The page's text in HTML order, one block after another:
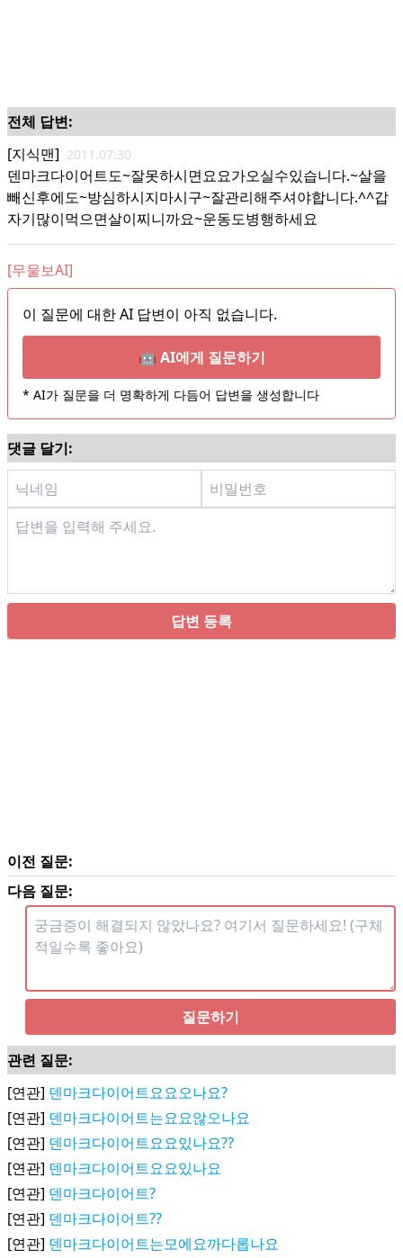
전체 답변:
[지식맨] 2011.07.30
덴마크다이어트도~잘못하시면요요가오실수있습니다.~살을
빼신후에도~방심하시지마시구~잘관리해주셔야합니다.^^갑
자기많이먹으면살이찌니까요~운동도병행하세요
[무물보AI]
이 질문에 대한 AI 답변이 아직 없습니다.
🤖 AI에게 질문하기
* AI가 질문을 더 명확하게 다듬어 답변을 생성합니다
댓글 달기:
답변 등록
이전 질문:
다음 질문:
질문하기
관련 질문:
[연관] 덴마크다이어트요요오나요?
[연관] 덴마크다이어트는요요않오나요
[연관] 덴마크다이어트요요있나요??
[연관] 덴마크다이어트요요있나요
[연관] 덴마크다이어트?
[연관] 덴마크다이어트??
[연관] 덴마크다이어트는모에요까다롭나요